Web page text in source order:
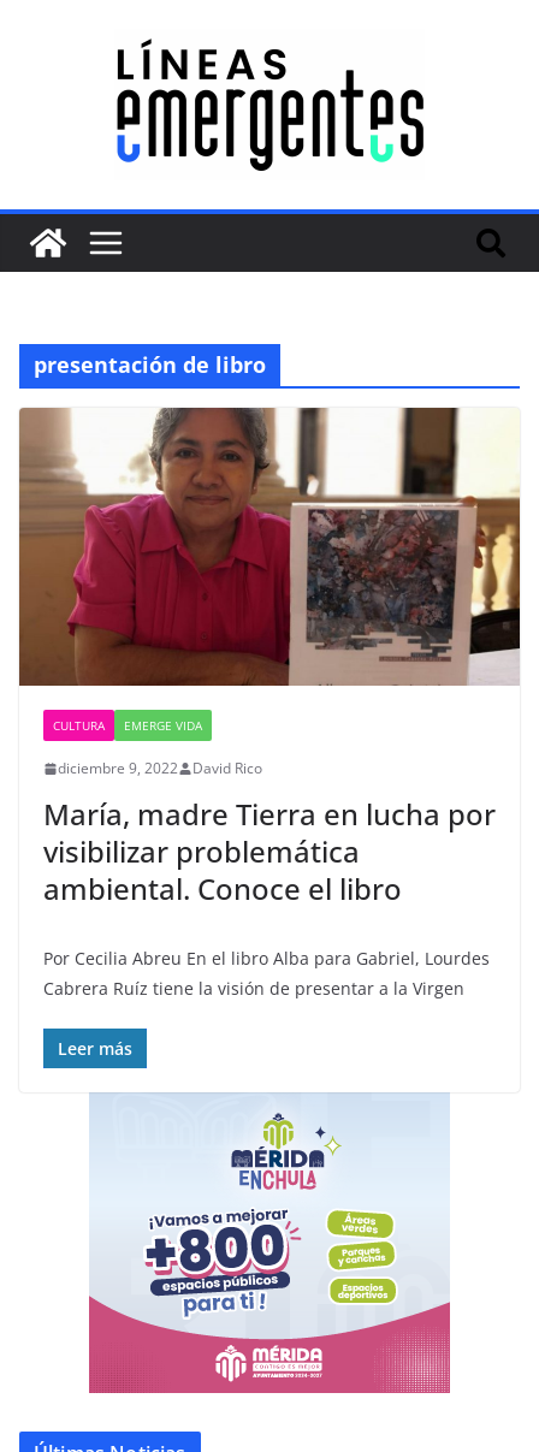
presentación de libro
CULTURA EMERGE VIDA
diciembre 9, 2022 David Rico
María, madre Tierra en lucha por
visibilizar problemática
ambiental. Conoce el libro
Por Cecilia Abreu En el libro Alba para Gabriel, Lourdes
Cabrera Ruíz tiene la visión de presentar a la Virgen
Leer más